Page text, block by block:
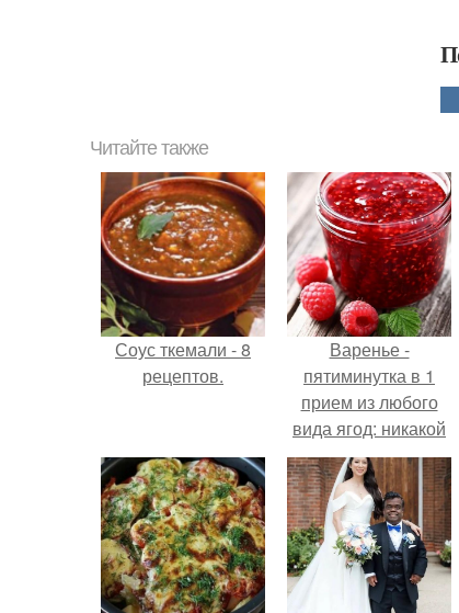
Читайте также
Соус ткемали - 8
рецептов.
Варенье -
пятиминутка в 1
прием из любого
вида ягод: никакой
длительной варки,
все витамины на
месте!